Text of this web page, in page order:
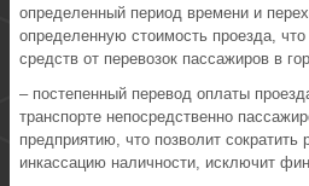
определенный период времени и
определенную стоимость проезда,
средств от перевозок пассажиров в
– постепенный перевод оплаты
транспорте непосредственно
предприятию, что позволит
инкассацию наличности, исключит